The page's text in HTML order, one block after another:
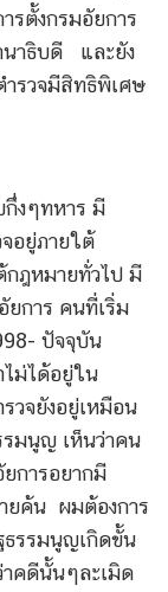
รตั้งกรมอัยการ
นาธิบดี และยัง
รวจมีสิทธิพิเศษ
งๆทหาร มี
อยู่ภายใต้
กฎหมายทั่วไป มี
ยการ คนที่เริ่ม
ปัจจุบัน
ม่ได้อยู่ใน
วจยังอยู่เหมือน
รมนูญ เห็นว่าคน
การอยากมี
ยค้น ผมต้องการ
ธรรมนูญเกิดขั้น
คดีนั้นๆละเมิด